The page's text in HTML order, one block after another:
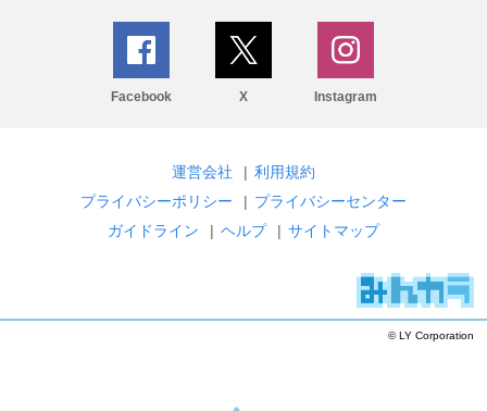
Facebook X Instagram
運営会社 | 利用規約
プライバシーポリシー
| プライバシーセンター
ガイドライン
| ヘルプ | サイトマップ
© LY Corporation